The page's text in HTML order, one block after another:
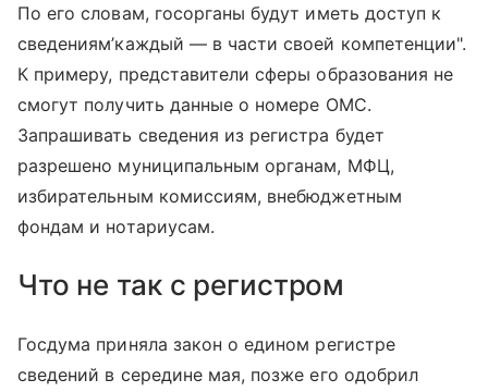
По его словам, госорганы будут иметь доступ к
сведениям’каждый — в части своей компетенции".
К примеру, представители сферы образования не
смогут получить данные о номере ОМС.
Запрашивать сведения из регистра будет
разрешено муниципальным органам, МФЦ,
избирательным комиссиям, внебюджетным
фондам и нотариусам.
Что не так с регистром
Госдума приняла закон о едином регистре
сведений в середине мая, позже его одобрил